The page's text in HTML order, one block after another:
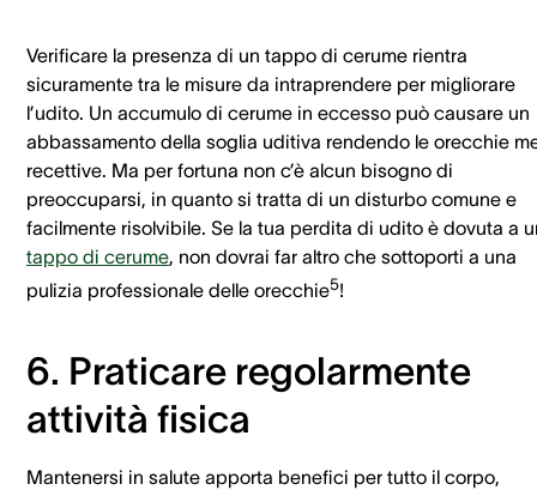
Verificare la presenza di un tappo di cerume rientra
sicuramente tra le misure da intraprendere per migliorare
l’udito. Un accumulo di cerume in eccesso può causare un
abbassamento della soglia uditiva rendendo le orecchie
recettive. Ma per fortuna non c’è alcun bisogno di
preoccuparsi, in quanto si tratta di un disturbo comune e
facilmente risolvibile. Se la tua perdita di udito è dovuta a
tappo di cerume, non dovrai far altro che sottoporti a una
pulizia professionale delle orecchie5!
6. Praticare regolarmente
attività fisica
Mantenersi in salute apporta benefici per tutto il corpo,